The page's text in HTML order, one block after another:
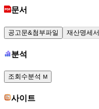
문서
공고문&첨부파일 재산명세서
분석
조회수분석 M
사이트